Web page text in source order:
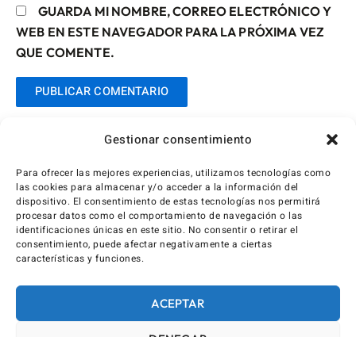
Gestionar consentimiento
Para ofrecer las mejores experiencias, utilizamos tecnologías como
las cookies para almacenar y/o acceder a la información del
dispositivo. El consentimiento de estas tecnologías nos permitirá
procesar datos como el comportamiento de navegación o las
identificaciones únicas en este sitio. No consentir o retirar el
consentimiento, puede afectar negativamente a ciertas
características y funciones.
ACEPTAR
GUARDA MI NOMBRE, CORREO ELECTRÓNICO Y
WEB EN ESTE NAVEGADOR PARA LA PRÓXIMA VEZ
QUE COMENTE.